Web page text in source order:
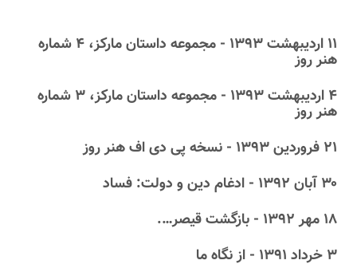
۱۱ اردیبهشت ۱۳۹۳ - مجموعه داستان مارکز، ۴ شماره
هنر روز
۴ اردیبهشت ۱۳۹۳ - مجموعه داستان مارکز، ۳ شماره
هنر روز
۲۱ فروردین ۱۳۹۳ - نسخه پی دی اف هنر روز
۳۰ آبان ۱۳۹۲ - ادغام دین و دولت: فساد
۱۸ مهر ۱۳۹۲ - بازگشت قیصر….
۳ خرداد ۱۳۹۱ - از نگاه ما